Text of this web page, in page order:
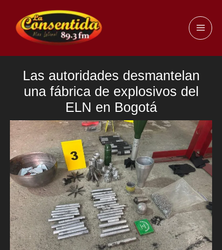
contenido
Las autoridades desmantelan
una fábrica de explosivos del
ELN en Bogotá